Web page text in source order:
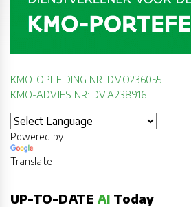
KMO-OPLEIDING NR: DV.O236055
KMO-ADVIES NR: DV.A238916
Powered by
Translate
UP-TO-DATE AI Today